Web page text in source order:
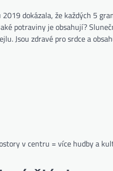
dokázala, že každých 5
potraviny je obsahují?
Jsou zdravé pro srdce a
v centru = více hudby a